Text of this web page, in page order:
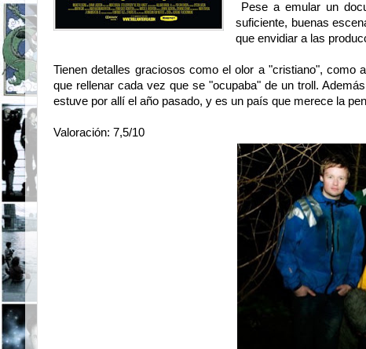
Pese a emular un
suficiente, buenas
que envidiar a las
Tienen detalles graciosos como el olor a "cristiano",
que rellenar cada vez que se "ocupaba" de un troll.
estuve por allí el año pasado, y es un país que merece la
Valoración: 7,5/10